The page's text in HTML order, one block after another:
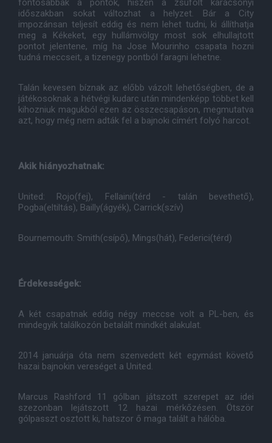
fontosabbak a pontok, hiszen a zsúfolt karácsonyi
időszakban sokat változhat a helyzet. Bár a City
impozánsan teljesít eddig és nem lehet tudni, ki állíthatja
meg a Kékeket, egy hullámvölgy most sok elhullajtott
pontot jelentene, míg ha Jose Mourinho csapata hozni
tudná meccseit, a tizenegy pontból faragni lehetne.
Talán kevesen bíznak az előbb vázolt lehetőségben, de a
játékosoknak a hétvégi kudarc után mindenképp többet kell
kihozniuk magukból ezen az összecsapáson, megmutatva
azt, hogy még nem adták fel a bajnoki címért folyó harcot.
Akik hiányozhatnak:
United: Rojo(fej), Fellaini(térd - talán bevethető),
Pogba(eltiltás), Bailly(ágyék), Carrick(szív)
Bournemouth: Smith(csípő), Mings(hát), Federici(térd)
Érdekességek:
A két csapatnak eddig négy meccse volt a PL-ben, és
mindegyik találkozón betalált mindkét alakulat.
2014 januárja óta nem szenvedett két egymást követő
hazai bajnokin vereséget a United.
Marcus Rashford 11 gólban játszott szerepet az idei
szezonban lejátszott 12 hazai mérkőzésen. Ötször
gólpasszt osztott ki, hatszor ő maga talált a hálóba.